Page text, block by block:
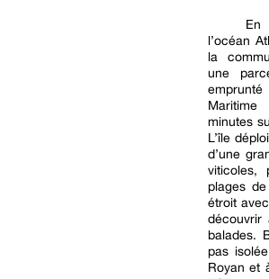
En
l’océan
la
une
emprunté
minutes
L’île
d’une
viticoles,
plages
étroit
balades.
pas
Royan et